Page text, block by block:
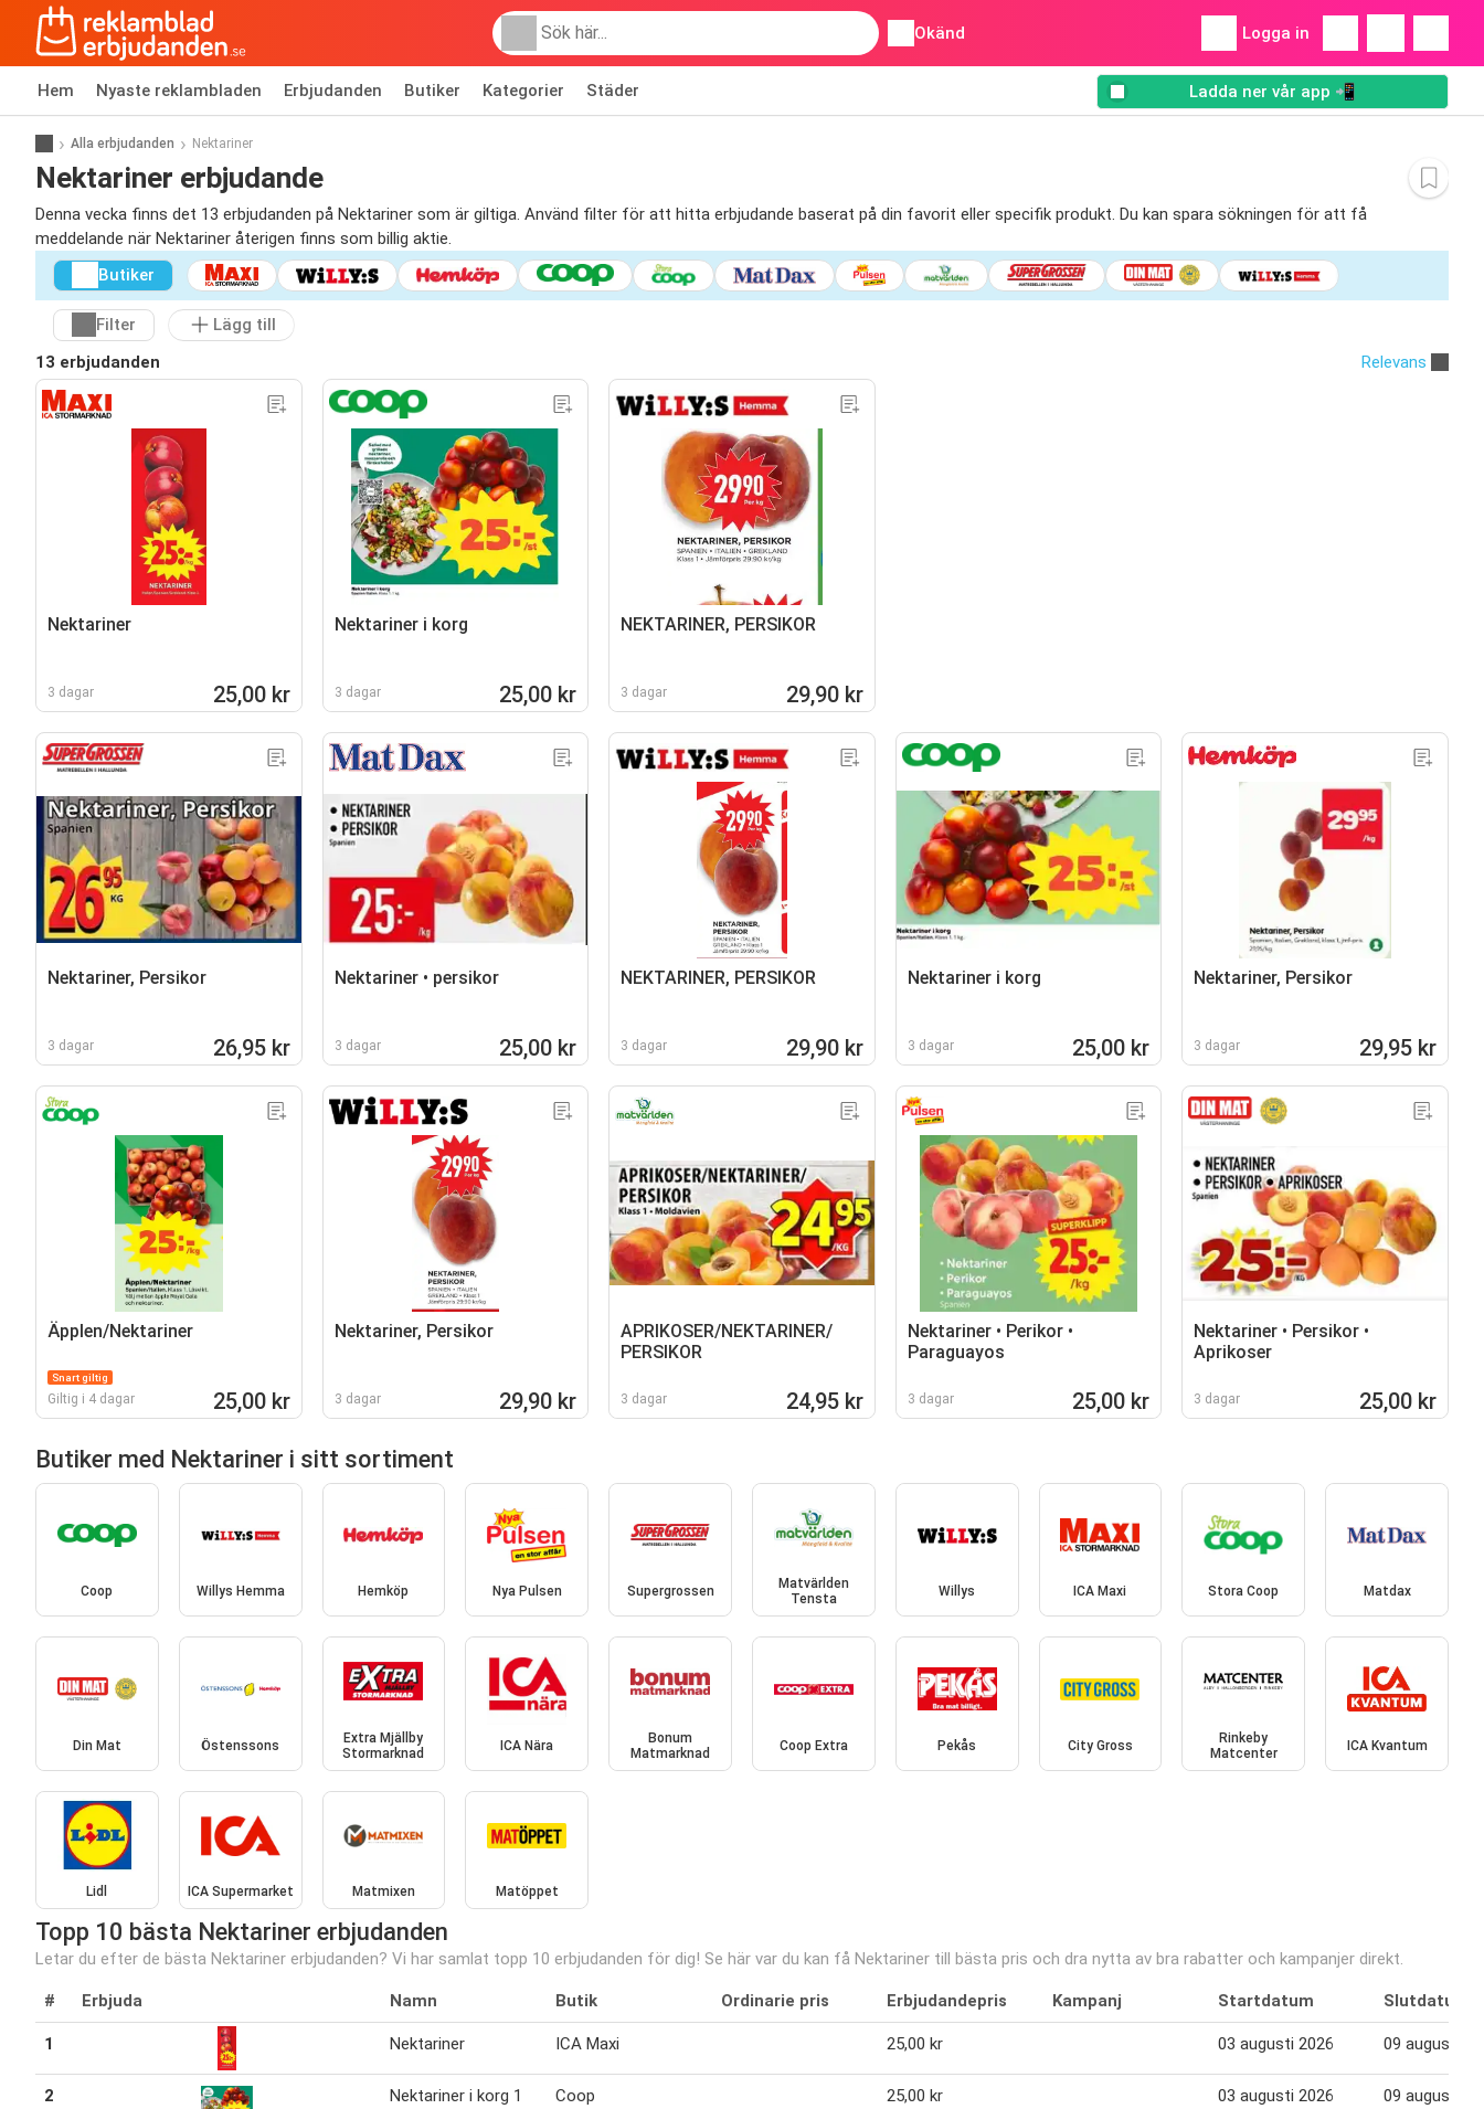
Okänd Logga in
Hem Nyaste reklambladen Erbjudanden Butiker Kategorier Städer Ladda ner vår app 📲
Alla erbjudanden Nektariner
Nektariner erbjudande
Denna vecka finns det 13 erbjudanden på Nektariner som är giltiga. Använd filter för att hitta erbjudande baserat på din favorit eller specifik produkt. Du kan spara sökningen för att få
meddelande när Nektariner återigen finns som billig aktie.
Butiker
Filter
Lägg till
13 erbjudanden
Relevans
Nektariner
3 dagar 25,00 kr
Nektariner i korg
3 dagar 25,00 kr
NEKTARINER, PERSIKOR
3 dagar 29,90 kr
Nektariner, Persikor
3 dagar 26,95 kr
Nektariner • persikor
3 dagar 25,00 kr
NEKTARINER, PERSIKOR
3 dagar 29,90 kr
Nektariner i korg
3 dagar 25,00 kr
Nektariner, Persikor
3 dagar 29,95 kr
Äpplen/Nektariner
Snart giltig
Giltig i 4 dagar 25,00 kr
Nektariner, Persikor
3 dagar 29,90 kr
APRIKOSER/NEKTARINER/
PERSIKOR
3 dagar 24,95 kr
Nektariner • Perikor •
Paraguayos
3 dagar 25,00 kr
Nektariner • Persikor •
Aprikoser
3 dagar 25,00 kr
Butiker med Nektariner i sitt sortiment
Coop Willys Hemma Hemköp Nya Pulsen Supergrossen
Matvärlden
Tensta
Willys ICA Maxi Stora Coop Matdax
Din Mat Östenssons
Extra Mjällby
Stormarknad
ICA Nära
Bonum
Matmarknad
Coop Extra Pekås City Gross
Rinkeby
Matcenter
ICA Kvantum
Lidl ICA Supermarket Matmixen Matöppet
Topp 10 bästa Nektariner erbjudanden
Letar du efter de bästa Nektariner erbjudanden? Vi har samlat topp 10 erbjudanden för dig! Se här var du kan få Nektariner till bästa pris och dra nytta av bra rabatter och kampanjer direkt.
# Erbjuda Namn Butik Ordinarie pris Erbjudandepris Kampanj Startdatum Slutdatum
1 Nektariner ICA Maxi 25,00 kr 03 augusti 2026 09 augusti
2
Nektariner i korg 1
Coop 25,00 kr 03 augusti 2026 09 augusti